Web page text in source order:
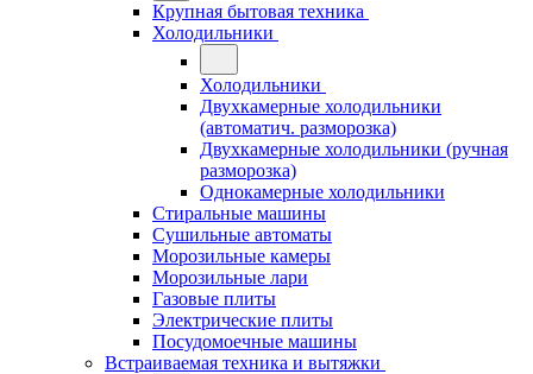
Крупная бытовая техника
Холодильники
Холодильники
Двухкамерные холодильники
(автоматич. разморозка)
Двухкамерные холодильники (ручная
разморозка)
Однокамерные холодильники
Стиральные машины
Сушильные автоматы
Морозильные камеры
Морозильные лари
Газовые плиты
Электрические плиты
Посудомоечные машины
Встраиваемая техника и вытяжки